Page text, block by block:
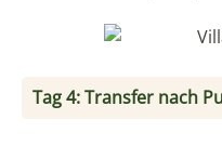
Tag 4: Transfer nach